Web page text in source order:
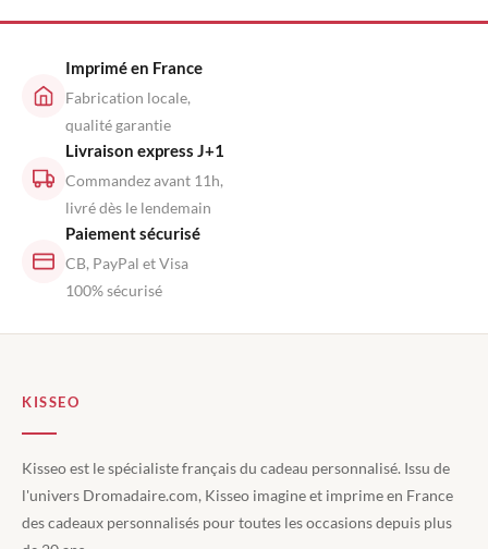
Imprimé en France
Fabrication locale,
qualité garantie
Livraison express J+1
Commandez avant 11h,
livré dès le lendemain
Paiement sécurisé
CB, PayPal et Visa
100% sécurisé
KISSEO
Kisseo est le spécialiste français du cadeau personnalisé. Issu de
l'univers Dromadaire.com, Kisseo imagine et imprime en France
des cadeaux personnalisés pour toutes les occasions depuis plus